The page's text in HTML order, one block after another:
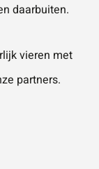
E-mailadres
daarbuiten.
vieren met
partners.